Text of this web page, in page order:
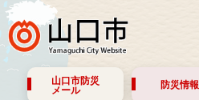
山口市防災
メール
防災情報